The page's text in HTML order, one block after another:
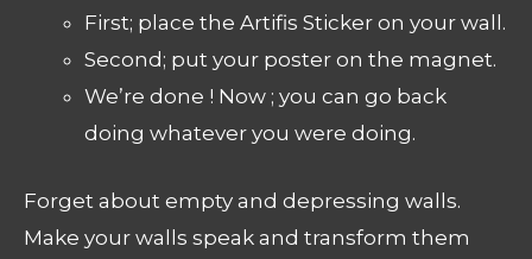
First; place the Artifis Sticker on your wall.
Second; put your poster on the magnet.
We’re done ! Now ; you can go back
doing whatever you were doing.
Forget about empty and depressing walls.
Make your walls speak and transform them